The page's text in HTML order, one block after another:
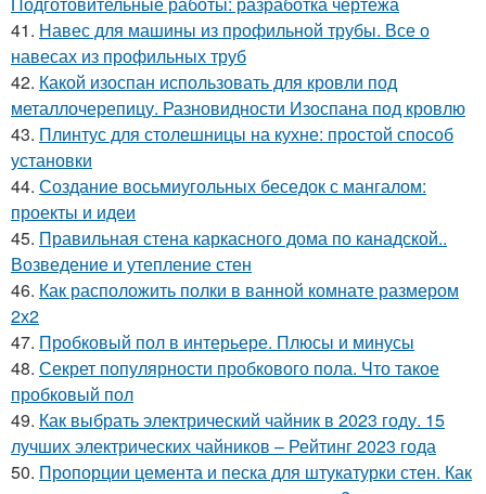
41. Навес для машины из профильной трубы. Все о
навесах из профильных труб
42. Какой изоспан использовать для кровли под
металлочерепицу. Разновидности Изоспана под кровлю
43. Плинтус для столешницы на кухне: простой способ
установки
44. Создание восьмиугольных беседок с мангалом:
проекты и идеи
45. Правильная стена каркасного дома по канадской..
Возведение и утепление стен
46. Как расположить полки в ванной комнате размером
2х2
47. Пробковый пол в интерьере. Плюсы и минусы
48. Секрет популярности пробкового пола. Что такое
пробковый пол
49. Как выбрать электрический чайник в 2023 году. 15
лучших электрических чайников – Рейтинг 2023 года
50. Пропорции цемента и песка для штукатурки стен. Как